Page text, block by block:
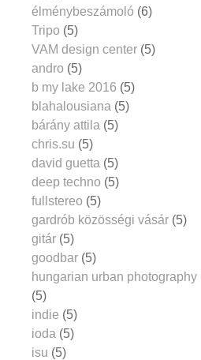
élménybeszámoló (6)
Tripo (5)
VAM design center (5)
andro (5)
b my lake 2016 (5)
blahalousiana (5)
bárány attila (5)
chris.su (5)
david guetta (5)
deep techno (5)
fullstereo (5)
gardrób közösségi vásár (5)
gitár (5)
goodbar (5)
hungarian urban photography
(5)
indie (5)
ioda (5)
isu (5)